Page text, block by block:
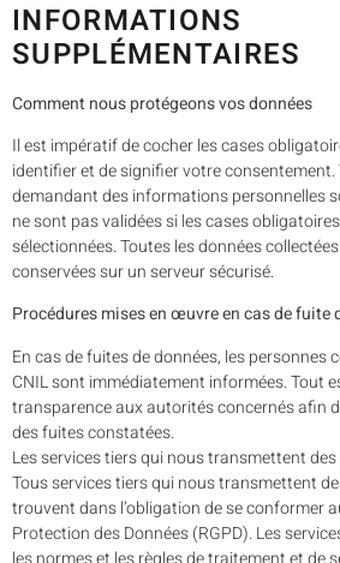
INFORMATIONS
SUPPLÉMENTAIRES
Comment nous protégeons vos données
Il est impératif de cocher les cases
identifier et de signifier votre consentement.
demandant des informations personnelles
ne sont pas validées si les cases
sélectionnées. Toutes les données
conservées sur un serveur sécurisé.
Procédures mises en œuvre en cas de fuite
En cas de fuites de données, les personnes
CNIL sont immédiatement informées. Tout
transparence aux autorités concernés afin
des fuites constatées.
Les services tiers qui nous transmettent
Tous services tiers qui nous transmettent
trouvent dans l’obligation de se conformer
Protection des Données (RGPD). Les